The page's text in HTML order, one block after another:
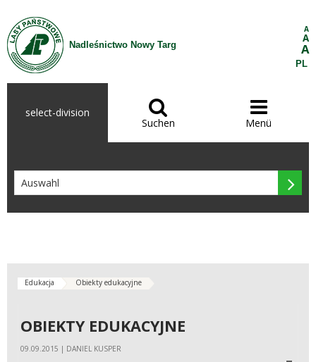
Zum Inhalt wechseln
Nadleśnictwo Nowy Targ
A
A
A
PL
select-division 
Suchen

Menü

Edukacja Obiekty edukacyjne
OBIEKTY EDUKACYJNE
09.09.2015 | DANIEL KUSPER